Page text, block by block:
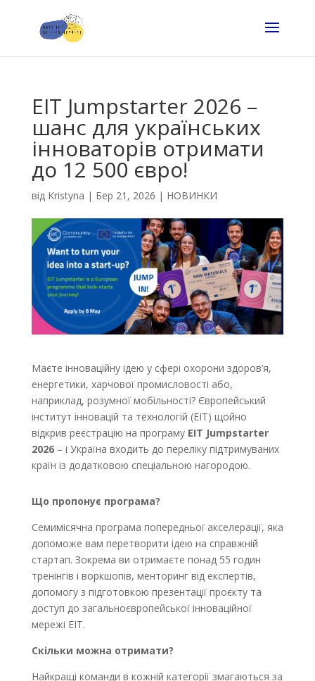
EIT Jumpstarter 2026 –
шанс для українських
інноваторів отримати
до 12 500 євро!
від Kristyna | Бер 21, 2026 | НОВИНКИ
Маєте інноваційну ідею у сфері охорони здоров’я,
енергетики, харчової промисловості або,
наприклад, розумної мобільності? Європейський
інститут інновацій та технологій (EIT) щойно
відкрив реєстрацію на програму EIT Jumpstarter
2026– і Україна входить до переліку підтримуваних
країн із додатковою спеціальною нагородою.
Що пропонує програма?
Семимісячна програма попередньої акселерації, яка
допоможе вам перетворити ідею на справжній
стартап. Зокрема ви отримаєте понад 55 годин
тренінгів і воркшопів, менторинг від експертів,
допомогу з підготовкою презентації проєкту та
доступ до загальноєвропейської інноваційної
мережі EIT.
Скільки можна отримати?
Найкращі команди в кожній категорії змагаються за